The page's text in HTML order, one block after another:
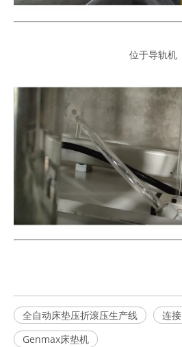
位于导轨机
全自动床垫压折滚压生产线 连接
Genmax床垫机